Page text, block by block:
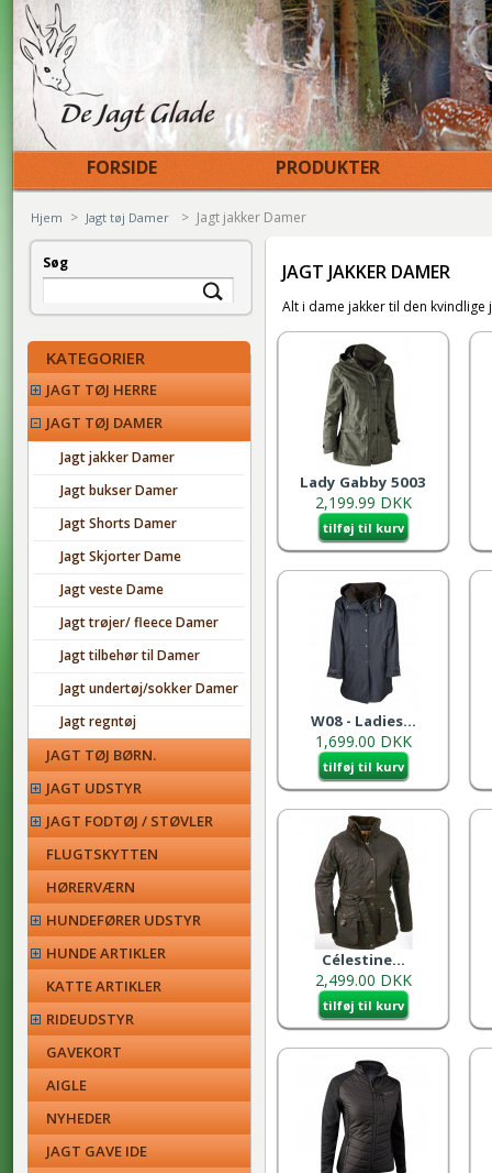
FORSIDE PRODUKTER
Søg
KATEGORIER
JAGT TØJ HERRE
JAGT TØJ DAMER
Jagt jakker Damer
Jagt bukser Damer
Jagt Shorts Damer
Jagt Skjorter Dame
Jagt veste Dame
Jagt trøjer/ fleece Damer
Jagt tilbehør til Damer
Jagt undertøj/sokker Damer
Jagt regntøj
JAGT TØJ BØRN.
JAGT UDSTYR
JAGT FODTØJ / STØVLER
FLUGTSKYTTEN
HØRERVÆRN
HUNDEFØRER UDSTYR
HUNDE ARTIKLER
KATTE ARTIKLER
RIDEUDSTYR
GAVEKORT
AIGLE
NYHEDER
JAGT GAVE IDE
Hjem > Jagt tøj Damer > Jagt jakker Damer
JAGT JAKKER DAMER
Alt i dame jakker til den
Lady Gabby 5003
2,199.99 DKK
tilføj til kurv
W08 - Ladies...
1,699.00 DKK
tilføj til kurv
Célestine...
2,499.00 DKK
tilføj til kurv